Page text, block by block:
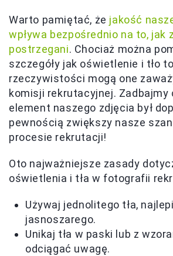
Warto pamiętać, że jakość
wpływa bezpośrednio na to, jak
postrzegani. Chociaż można
szczegóły jak oświetlenie i tło
rzeczywistości mogą one
komisji rekrutacyjnej. Zadbajmy
element naszego zdjęcia był
pewnością zwiększy nasze
procesie rekrutacji!
Oto najważniejsze zasady
oświetlenia i tła w fotografii
Używaj jednolitego tła,
jasnoszarego.
Unikaj tła w paski lub z
odciągać uwagę.